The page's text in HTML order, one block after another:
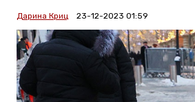
Дарина Криц 23-12-2023 01:59